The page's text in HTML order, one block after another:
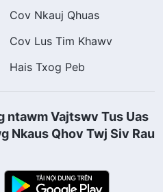
Cov Nkauj Qhuas
Cov Lus Tim Khawv
Hais Txog Peb
ntawm Vajtswv Tus Uas
Nkaus Qhov Twj Siv Rau